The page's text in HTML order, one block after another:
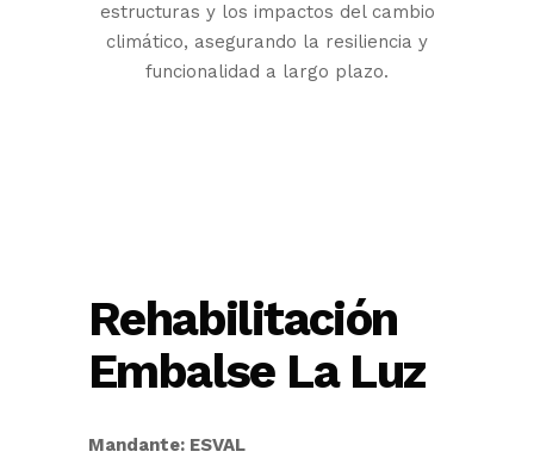
estructuras y los impactos del cambio
climático, asegurando la resiliencia y
funcionalidad a largo plazo.
Rehabilitación
Embalse La Luz
Mandante: ESVAL